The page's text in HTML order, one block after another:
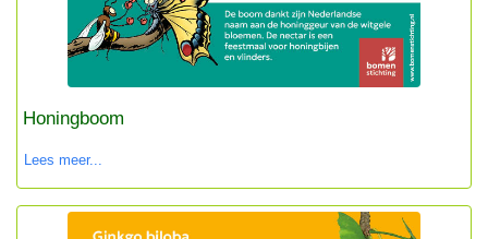
Honingboom
Lees meer...